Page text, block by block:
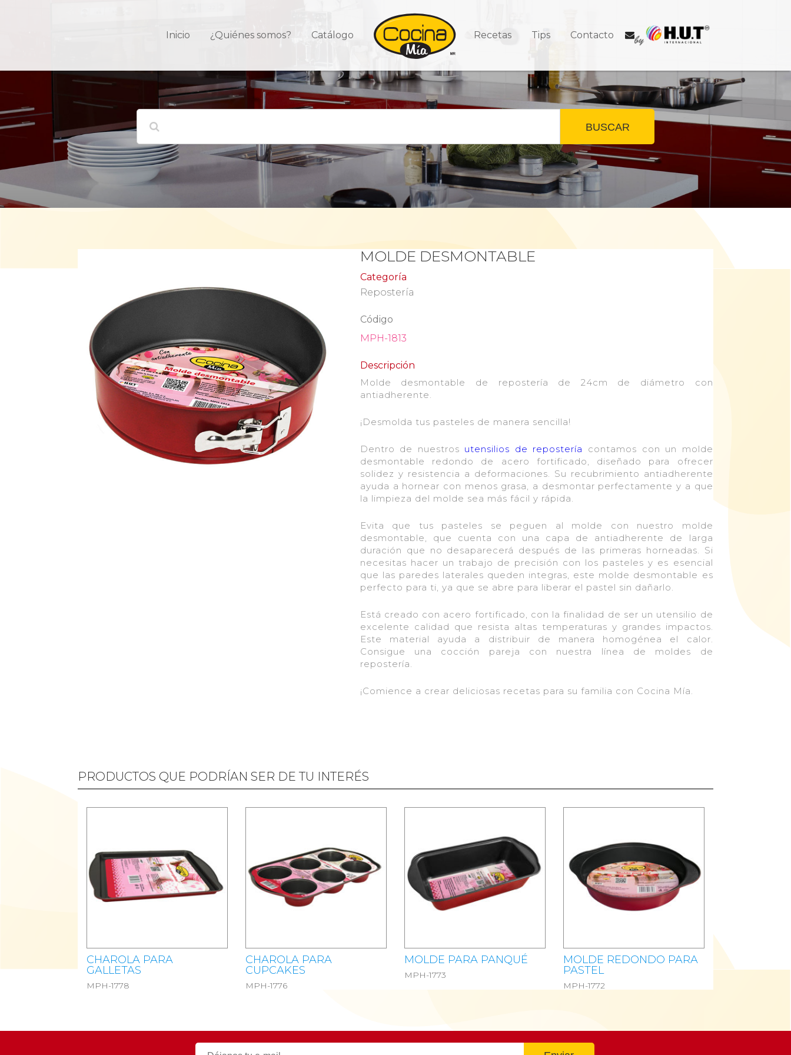
Inicio ¿Quiénes somos? Catálogo Recetas Tips Contacto
BUSCAR
MOLDE DESMONTABLE
Categoría
Repostería
Código
MPH-1813
Descripción
Molde desmontable de repostería de 24cm de diámetro con
antiadherente.
¡Desmolda tus pasteles de manera sencilla!
Dentro de nuestros utensilios de repostería
contamos con un molde
desmontable redondo de acero fortificado, diseñado para ofrecer
solidez y resistencia a deformaciones. Su recubrimiento antiadherente
ayuda a hornear con menos grasa, a desmontar perfectamente y a que
la limpieza del molde sea más fácil y rápida.
Evita que tus pasteles se peguen al molde con nuestro molde
desmontable, que cuenta con una capa de antiadherente de larga
duración que no desaparecerá después de las primeras horneadas. Si
necesitas hacer un trabajo de precisión con los pasteles y es esencial
que las paredes laterales queden integras, este molde desmontable es
perfecto para ti, ya que se abre para liberar el pastel sin dañarlo.
Está creado con acero fortificado, con la finalidad de ser un utensilio de
excelente calidad que resista altas temperaturas y grandes impactos.
Este material ayuda a distribuir de manera homogénea el calor.
Consigue una cocción pareja con nuestra línea de moldes de
repostería.
¡Comience a crear deliciosas recetas para su familia con Cocina Mía.
PRODUCTOS QUE PODRÍAN SER DE TU INTERÉS
CHAROLA PARA
GALLETAS
MPH-1778
CHAROLA PARA
CUPCAKES
MPH-1776
MOLDE PARA PANQUÉ
MPH-1773
MOLDE REDONDO PARA
PASTEL
MPH-1772